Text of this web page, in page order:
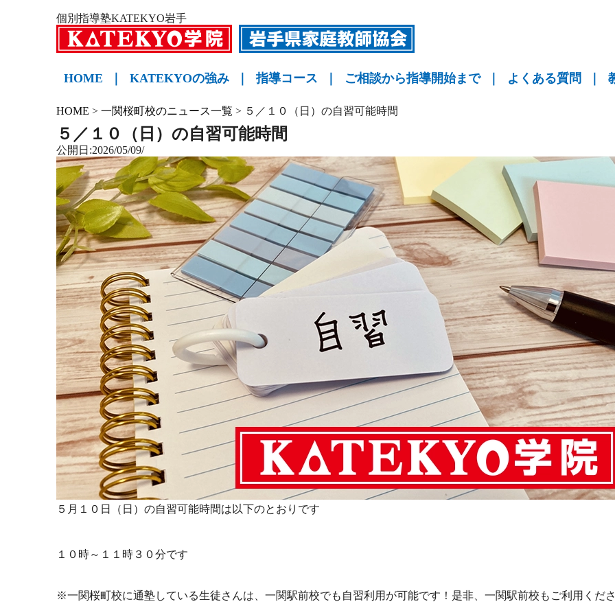
個別指導塾KATEKYO岩手
HOME KATEKYOの強み 指導コース
小学生指導
中学生指導
高校生指導
KATEKYO予備校
ご相談から指導開始まで よくある質問
HOME > 一関桜町校のニュース一覧 > ５／１０（日）の自習可能時間
５／１０（日）の自習可能時間
公開日:2026/05/09/
５月１０日（日）の自習可能時間は以下のとおりです
１０時～１１時３０分です
※一関桜町校に通塾している生徒さんは、一関駅前校でも自習利用が可能です！是非、一関駅前校もご利用くだ